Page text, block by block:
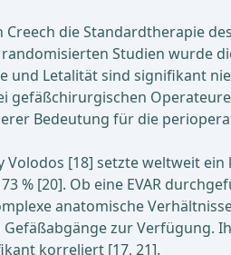
die Standardtherapie
Studien wurde die
und Letalität sind signifikant
Bedeutung für die
[18] setzte weltweit
% [20]. Ob eine EVAR
anatomische
zur Verfügung.
korreliert [17, 21].